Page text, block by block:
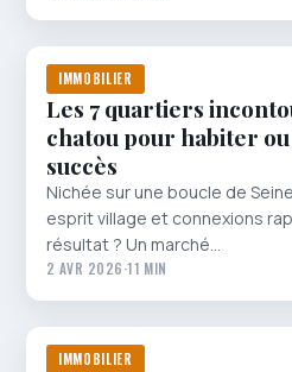
IMMOBILIER
Les 7 quartiers
chatou pour habiter
succès
Nichée sur une boucle de
esprit village et connexions
résultat ? Un marché…
2 AVR 2026·11 MIN
IMMOBILIER